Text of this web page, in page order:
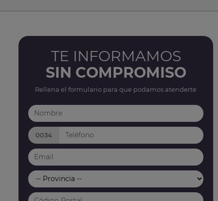
TE INFORMAMOS
SIN COMPROMISO
Rellena el formulario para que podamos atenderte
0034